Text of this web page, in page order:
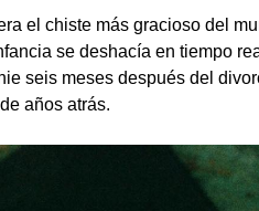
el chiste más gracioso del
se deshacía en tiempo
seis meses después del
años atrás.